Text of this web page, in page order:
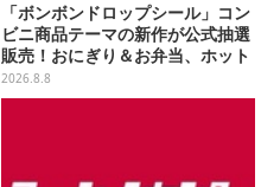
「ボンボンドロップシール」コン
ビニ商品テーマの新作が公式抽選
販売！おにぎり＆お弁当、ホット
スナックなど4種セット
2026.8.8